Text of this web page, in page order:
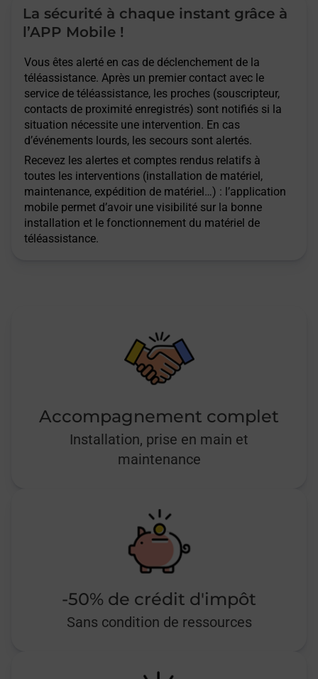
La sécurité à chaque instant grâce à
l’APP Mobile !
Vous êtes alerté en cas de déclenchement de la
téléassistance. Après un premier contact avec le
service de téléassistance, les proches (souscripteur,
contacts de proximité enregistrés) sont notifiés si la
situation nécessite une intervention. En cas
d’événements lourds, les secours sont alertés.
Recevez les alertes et comptes rendus relatifs à
toutes les interventions (installation de matériel,
maintenance, expédition de matériel…) : l’application
mobile permet d’avoir une visibilité sur la bonne
installation et le fonctionnement du matériel de
téléassistance.
Accompagnement complet
Installation, prise en main et
maintenance
-50% de crédit d'impôt
Sans condition de ressources